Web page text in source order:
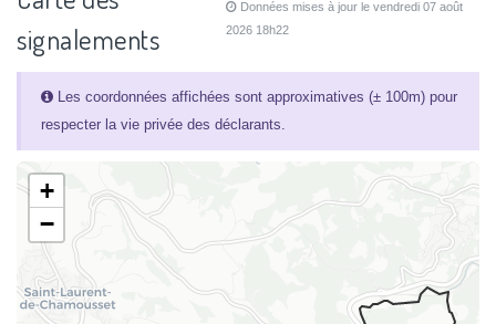
signalements
Données mises à jour le vendredi 07 août
2026 18h22
Les coordonnées affichées sont approximatives (± 100m) pour
respecter la vie privée des déclarants.
+
−